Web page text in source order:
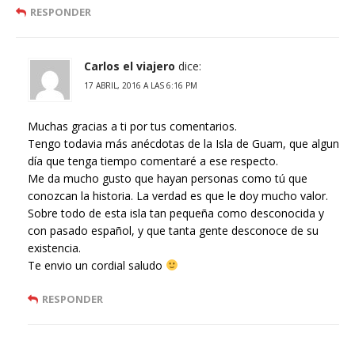
RESPONDER
Carlos el viajero dice:
17 ABRIL, 2016 A LAS 6:16 PM
Muchas gracias a ti por tus comentarios.
Tengo todavia más anécdotas de la Isla de Guam, que algun
día que tenga tiempo comentaré a ese respecto.
Me da mucho gusto que hayan personas como tú que
conozcan la historia. La verdad es que le doy mucho valor.
Sobre todo de esta isla tan pequeña como desconocida y
con pasado español, y que tanta gente desconoce de su
existencia.
Te envio un cordial saludo
RESPONDER